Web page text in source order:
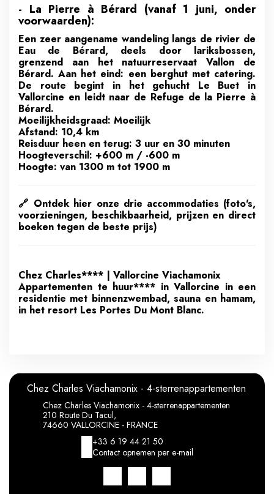
- La Pierre à Bérard (vanaf 1 juni, onder
voorwaarden):
Een zeer aangename wandeling langs de rivier de
Eau de Bérard, deels door lariksbossen,
grenzend aan het natuurreservaat Vallon de
Bérard. Aan het eind: een berghut met catering.
De route begint in het gehucht Le Buet in
Vallorcine en leidt naar de Refuge de la Pierre à
Bérard.
Moeilijkheidsgraad: Moeilijk
Afstand: 10,4 km
Reisduur heen en terug: 3 uur en 30 minuten
Hoogteverschil: +600 m / -600 m
Hoogte: van 1300 m tot 1900 m
🔗 Ontdek hier onze drie accommodaties (foto's,
voorzieningen, beschikbaarheid, prijzen en direct
boeken tegen de beste prijs)
Chez Charles**** | Vallorcine Viachamonix
Appartementen te huur**** in Vallorcine in een
residentie met binnenzwembad, sauna en hamam,
in het resort Les Portes Du Mont Blanc.
Chez Charles Viachamonix - 4-sterrenappartementen
Chez Charles Viachamonix - 4-sterrenappartementen
210 Route Du Tacul,
74660 VALLORCINE - FRANCE
+33 6 19 44 21 50
Contact opnemen per e-mail